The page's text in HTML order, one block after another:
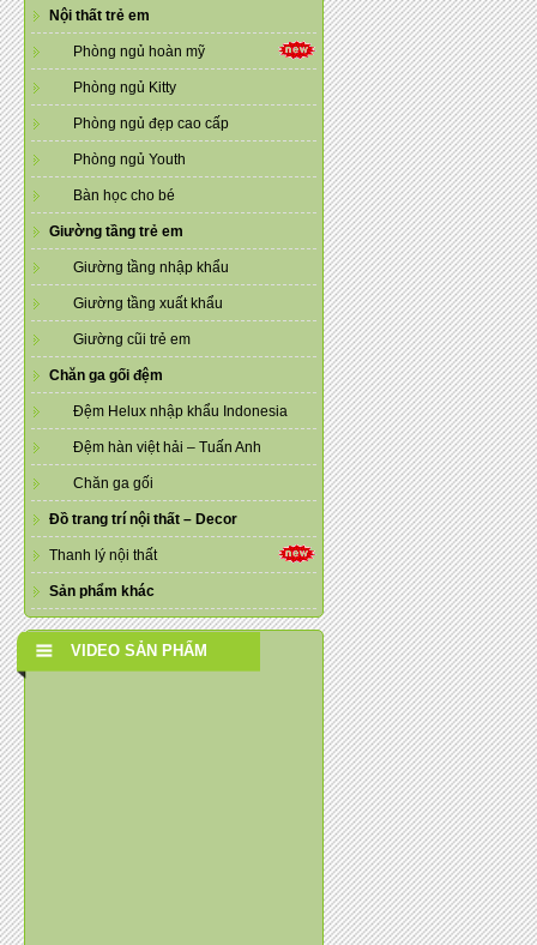
Nội thất trẻ em
Phòng ngủ hoàn mỹ
Phòng ngủ Kitty
Phòng ngủ đẹp cao cấp
Phòng ngủ Youth
Bàn học cho bé
Giường tầng trẻ em
Giường tầng nhập khẩu
Giường tầng xuất khẩu
Giường cũi trẻ em
Chăn ga gối đệm
Đệm Helux nhập khẩu Indonesia
Đệm hàn việt hải – Tuấn Anh
Chăn ga gối
Đồ trang trí nội thất – Decor
Thanh lý nội thất
Sản phẩm khác
VIDEO SẢN PHẨM